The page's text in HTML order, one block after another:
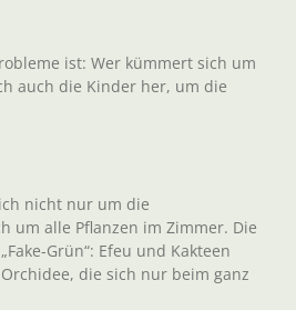
ist: Wer kümmert sich um
auch die Kinder her, um die
nicht nur um die
um alle Pflanzen im Zimmer. Die
Grün“: Efeu und Kakteen
die sich nur beim ganz